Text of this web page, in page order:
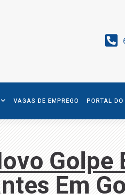
VAGAS DE EMPREGO PORTAL
Golpe
Em